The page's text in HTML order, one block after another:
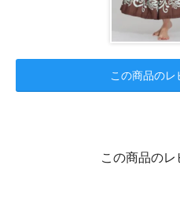
この商品の
この商品の